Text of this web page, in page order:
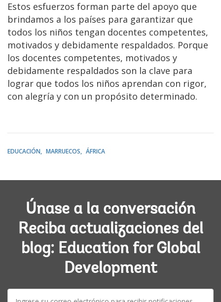
Estos esfuerzos forman parte del apoyo que
brindamos a los países para garantizar que
todos los niños tengan docentes competentes,
motivados y debidamente respaldados. Porque
los docentes competentes, motivados y
debidamente respaldados son la clave para
lograr que todos los niños aprendan con rigor,
con alegría y con un propósito determinado.
EDUCACIÓN MARRUECOS ÁFRICA
Únase a la conversación
Reciba actualizaciones del
blog: Education for Global
Development